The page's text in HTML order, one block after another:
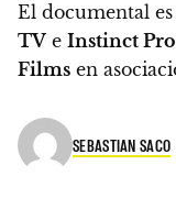
El documental
TVe Instinct
Films en
SEBASTIAN SACO